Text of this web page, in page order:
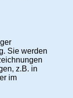
Sie werden
z.B. in
im